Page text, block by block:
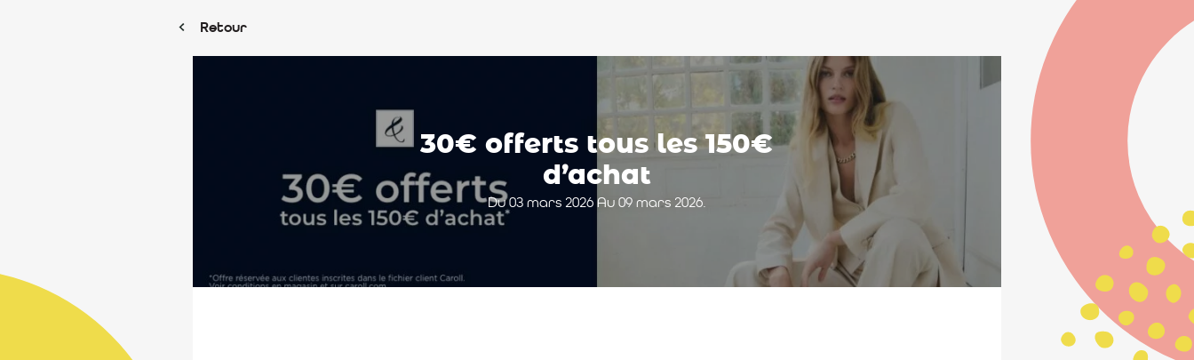
Retour
30€ offerts tous les 150€
d’achat
Du 03 mars 2026 Au 09 mars 2026.